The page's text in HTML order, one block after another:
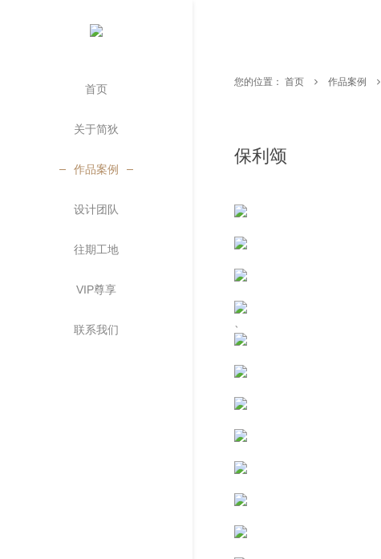
首页
关于简狄
作品案例
设计团队
往期工地
VIP尊享
联系我们
您的位置：首页 作品案例
保利颂
、